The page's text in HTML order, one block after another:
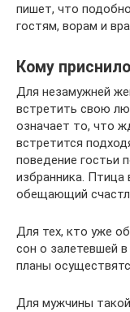
пишет, что
гостям, ворам и
Кому
Для незамужней
встретить свою
означает то, что
встретится
поведение гостьи
избранника.
обещающий
Для тех, кто уже
сон о залетевшей
планы
Для мужчины